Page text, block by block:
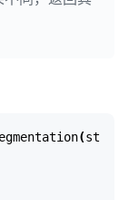
(string